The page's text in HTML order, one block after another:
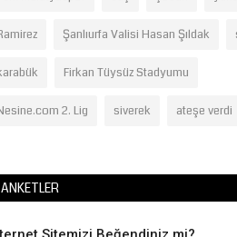
Şanlıurfa Valisi Hasan Şıldak
Firkan Tüysüz Stadyumu
2. Lig siverek ateşe verdi
ANKETLER